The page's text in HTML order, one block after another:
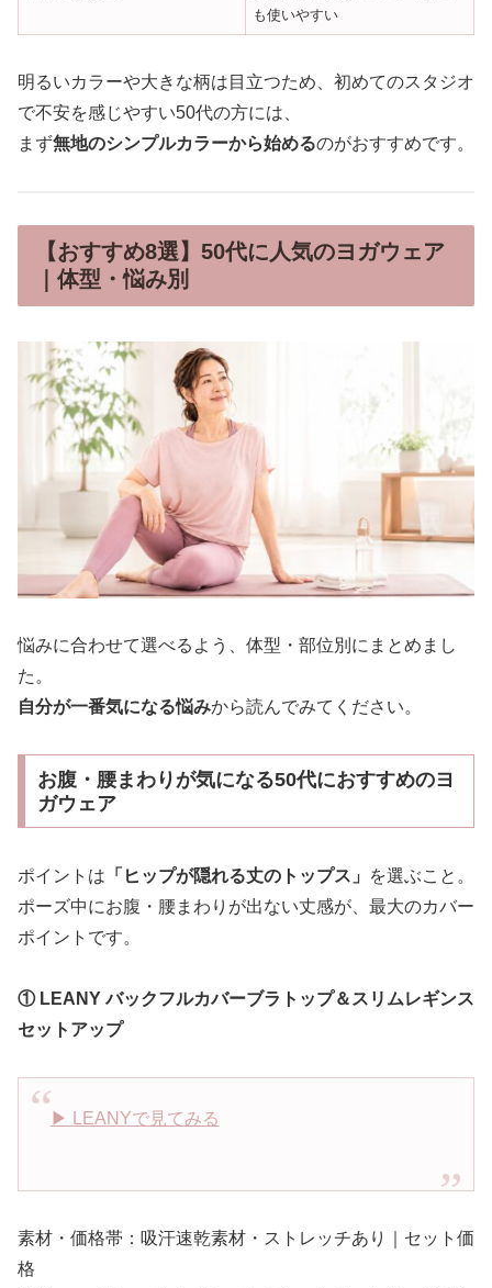
も使いやすい
明るいカラーや大きな柄は目立つため、初めてのスタジオ
で不安を感じやすい50代の方には、
まず無地のシンプルカラーから始めるのがおすすめです。
【おすすめ8選】50代に人気のヨガウェア
｜体型・悩み別
悩みに合わせて選べるよう、体型・部位別にまとめまし
た。
自分が一番気になる悩みから読んでみてください。
お腹・腰まわりが気になる50代におすすめのヨ
ガウェア
ポイントは 「ヒップが隠れる丈のトップス」
を選ぶこと。
ポーズ中にお腹・腰まわりが出ない丈感が、最大のカバー
ポイントです。
① LEANY バックフルカバーブラトップ＆スリムレギンス
セットアップ
▶︎ LEANYで見てみる
素材・価格帯：吸汗速乾素材・ストレッチあり｜セット価
格